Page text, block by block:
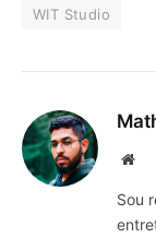
WIT Studio
Sou